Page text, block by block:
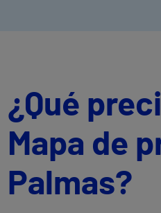
¿Qué
Mapa de
Palmas?